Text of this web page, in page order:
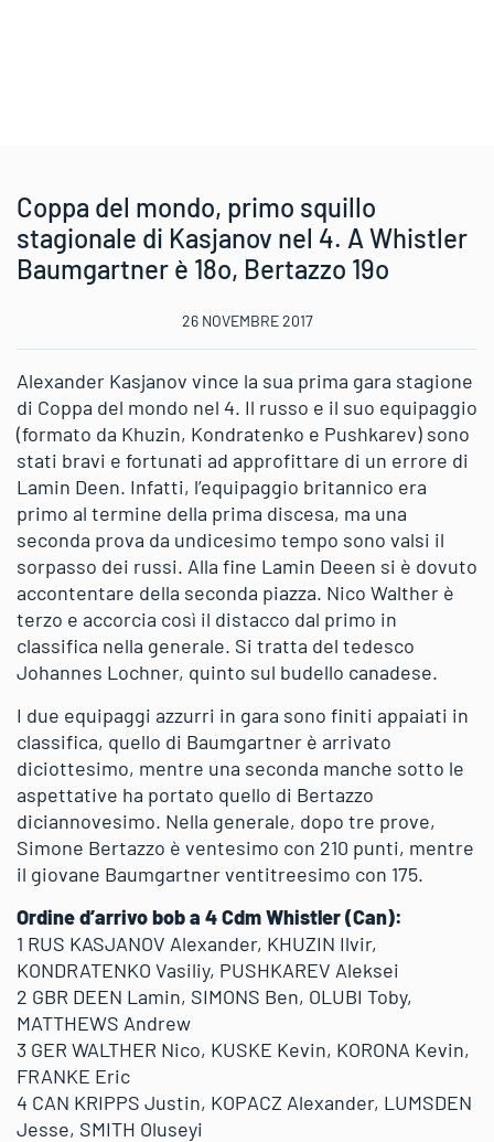
Coppa del mondo, primo squillo
stagionale di Kasjanov nel 4. A Whistler
Baumgartner è 18o, Bertazzo 19o
26 NOVEMBRE 2017
Alexander Kasjanov vince la sua prima gara stagione
di Coppa del mondo nel 4. Il russo e il suo equipaggio
(formato da Khuzin, Kondratenko e Pushkarev) sono
stati bravi e fortunati ad approfittare di un errore di
Lamin Deen. Infatti, l’equipaggio britannico era
primo al termine della prima discesa, ma una
seconda prova da undicesimo tempo sono valsi il
sorpasso dei russi. Alla fine Lamin Deeen si è dovuto
accontentare della seconda piazza. Nico Walther è
terzo e accorcia così il distacco dal primo in
classifica nella generale. Si tratta del tedesco
Johannes Lochner, quinto sul budello canadese.
I due equipaggi azzurri in gara sono finiti appaiati in
classifica, quello di Baumgartner è arrivato
diciottesimo, mentre una seconda manche sotto le
aspettative ha portato quello di Bertazzo
diciannovesimo. Nella generale, dopo tre prove,
Simone Bertazzo è ventesimo con 210 punti, mentre
il giovane Baumgartner ventitreesimo con 175.
Ordine d’arrivo bob a 4 Cdm Whistler (Can):
1 RUS KASJANOV Alexander, KHUZIN Ilvir,
KONDRATENKO Vasiliy, PUSHKAREV Aleksei
2 GBR DEEN Lamin, SIMONS Ben, OLUBI Toby,
MATTHEWS Andrew
3 GER WALTHER Nico, KUSKE Kevin, KORONA Kevin,
FRANKE Eric
4 CAN KRIPPS Justin, KOPACZ Alexander, LUMSDEN
Jesse, SMITH Oluseyi